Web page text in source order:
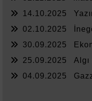
14.10.2025
02.10.2025
30.09.2025
25.09.2025
Algı
04.09.2025